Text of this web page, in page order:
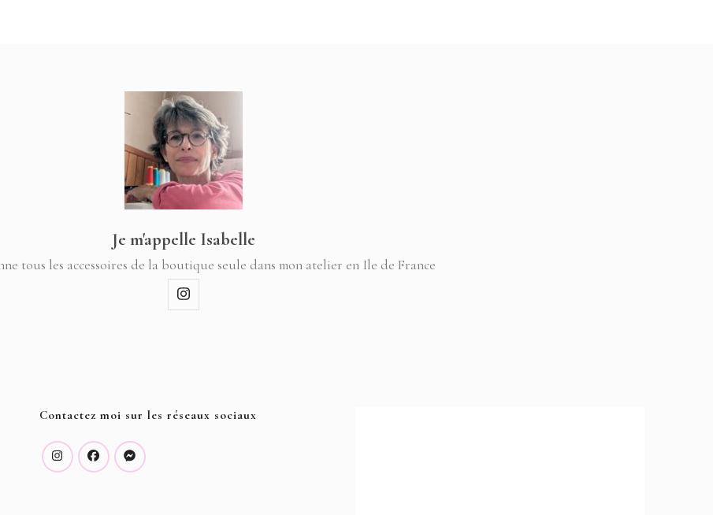
Je m'appelle Isabelle
tous les accessoires de la boutique seule dans mon atelier en Ile de France
Contactez moi sur les réseaux sociaux